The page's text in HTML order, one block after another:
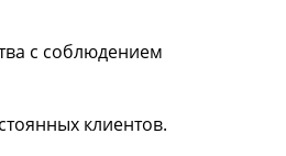
с соблюдением
клиентов.